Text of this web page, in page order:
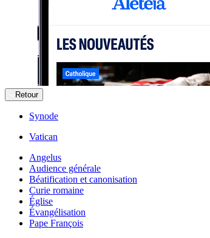
Retour
Synode
Vatican
Angelus
Audience générale
Béatification et canonisation
Curie romaine
Église
Évangélisation
Pape François